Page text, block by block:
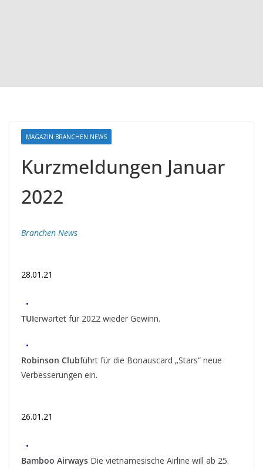
MAGAZIN BRANCHEN NEWS
Kurzmeldungen Januar
2022
Branchen News
28.01.21
•
TUIerwartet für 2022 wieder Gewinn.
•
Robinson Clubführt für die Bonauscard „Stars“ neue
Verbesserungen ein.
26.01.21
•
Bamboo Airways Die vietnamesische Airline will ab 25.